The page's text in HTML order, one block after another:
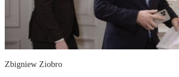
Zbigniew Ziobro